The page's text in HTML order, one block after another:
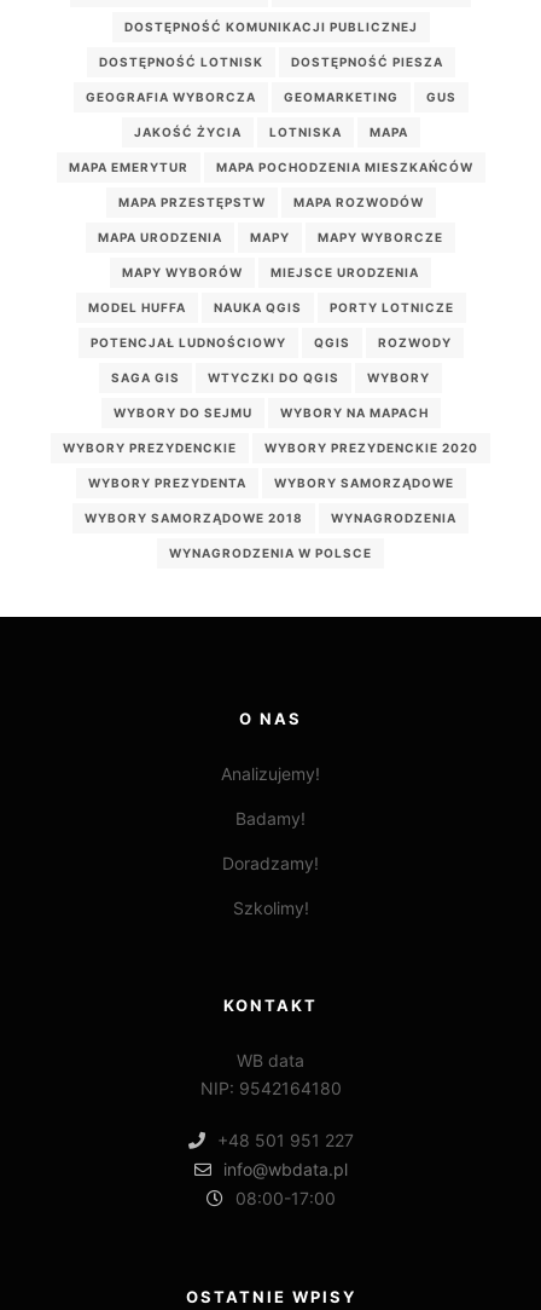
DOSTĘPNOŚĆ KOMUNIKACJI PUBLICZNEJ
DOSTĘPNOŚĆ LOTNISK DOSTĘPNOŚĆ PIESZA
GEOGRAFIA WYBORCZA GEOMARKETING GUS
JAKOŚĆ ŻYCIA LOTNISKA MAPA
MAPA EMERYTUR MAPA POCHODZENIA MIESZKAŃCÓW
MAPA PRZESTĘPSTW MAPA ROZWODÓW
MAPA URODZENIA MAPY MAPY WYBORCZE
MAPY WYBORÓW MIEJSCE URODZENIA
MODEL HUFFA NAUKA QGIS PORTY LOTNICZE
POTENCJAŁ LUDNOŚCIOWY QGIS ROZWODY
SAGA GIS WTYCZKI DO QGIS WYBORY
WYBORY DO SEJMU WYBORY NA MAPACH
WYBORY PREZYDENCKIE WYBORY PREZYDENCKIE 2020
WYBORY PREZYDENTA WYBORY SAMORZĄDOWE
WYBORY SAMORZĄDOWE 2018 WYNAGRODZENIA
WYNAGRODZENIA W POLSCE
O NAS
Analizujemy!
Badamy!
Doradzamy!
Szkolimy!
KONTAKT
WB data
NIP: 9542164180
+48 501 951 227
info@wbdata.pl
08:00-17:00
OSTATNIE WPISY